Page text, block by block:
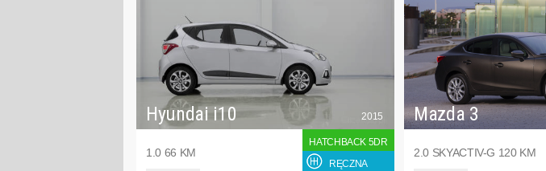
Hyundai i10
1.0 66 KM
2015
HATCHBACK 5DR
RĘCZNA
Mazda 3
2.0 SKYACTIV-G 120 KM